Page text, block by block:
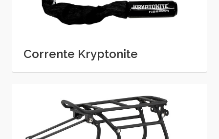
Corrente Kryptonite